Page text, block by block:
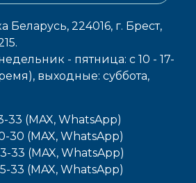
Беларусь, 224016, г. Брест,
- пятница: с 10 - 17-
выходные: cуббота,
33 (MAX, WhatsApp)
30 (MAX, WhatsApp)
33 (MAX, WhatsApp)
33 (MAX, WhatsApp)